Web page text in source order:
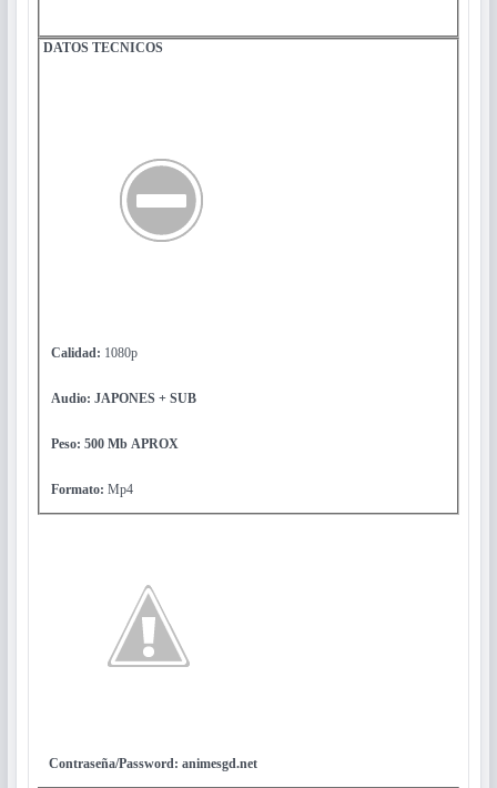
DATOS TECNICOS
Calidad: 1080p
Audio: JAPONES + SUB
Peso: 500 Mb APROX
Formato: Mp4
Contraseña/Password: animesgd.net